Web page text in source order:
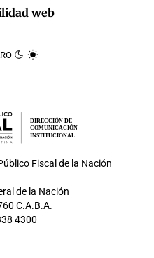
web
DIRECCIÓN DE
COMUNICACIÓN
INSTITUCIONAL
Fiscal de la Nación
de la Nación
C.A.B.A.
4300